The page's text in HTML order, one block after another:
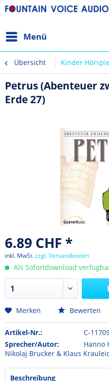
Menü
Übersicht Kinder
Petrus (Abenteuer
Erde 27)
6.89 CHF *
inkl. MwSt.zzgl. Versandkosten
Als Sofortdownload
Merken Bewerten
Artikel-Nr.:
C-
Sprecher/Autor:
Hanno
Nikolaj Brucker & Klaus
Beschreibung